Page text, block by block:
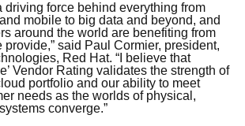
driving force behind everything from
mobile to big data and beyond, and
around the world are benefiting from
said Paul Cormier, president,
Red Hat. “I believe that
Vendor Rating validates the strength of
portfolio and our ability to meet
needs as the worlds of physical,
converge.”